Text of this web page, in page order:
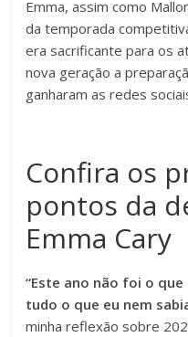
Emma, assim como
da temporada
era sacrificante para os
nova geração a
ganharam as redes
Confira os
pontos da
Emma Cary
“Este ano não foi o
tudo o que eu nem
minha reflexão sobre